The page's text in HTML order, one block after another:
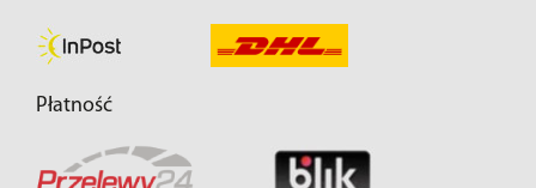
Płatność